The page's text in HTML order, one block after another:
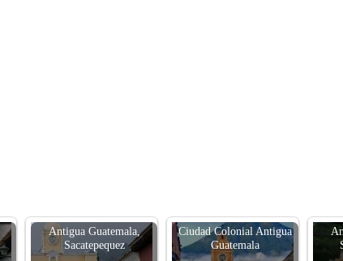
Antigua Guatemala,
Sacatepequez
Ciudad Colonial Antigua
Guatemala